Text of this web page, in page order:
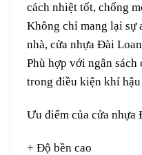
cách nhiệt tốt, chống
Không chỉ mang lại sự
nhà, cửa nhựa Đài
Phù hợp với ngân
trong điều kiện khí
Ưu điểm của cửa nhựa
+ Độ bền cao